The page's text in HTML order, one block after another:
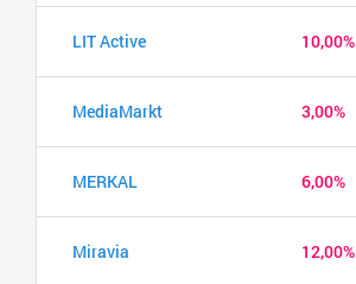
LIT Active 10,00%
MediaMarkt 3,00%
MERKAL 6,00%
Miravia 12,00%